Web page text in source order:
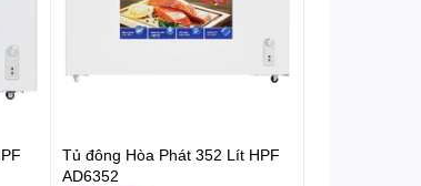
Tủ đông Hòa Phát 352 Lít HPF
AD6352